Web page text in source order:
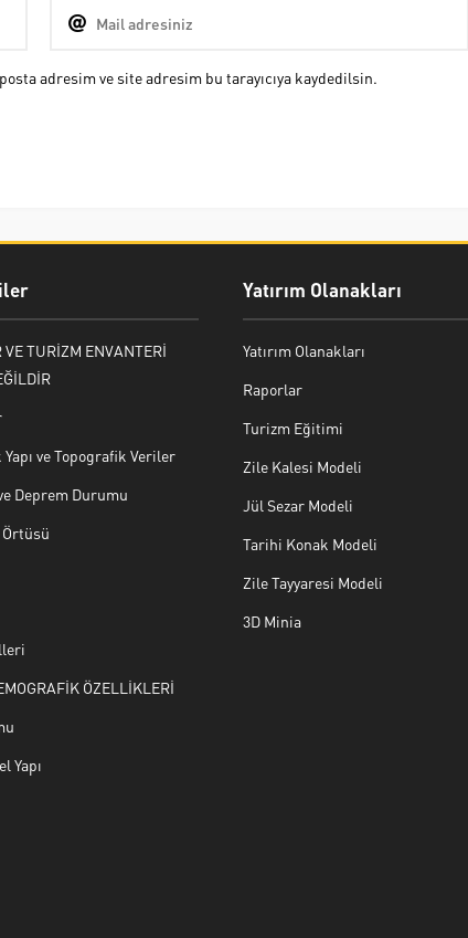
adresim ve site adresim bu tarayıcıya kaydedilsin.
TURİZM ENVANTERİ
ve Topografik Veriler
Deprem Durumu
ÖZELLİKLERİ
Yapı
Yatırım Olanakları
Yatırım Olanakları
Raporlar
Turizm Eğitimi
Zile Kalesi Modeli
Jül Sezar Modeli
Tarihi Konak Modeli
Zile Tayyaresi Modeli
3D Minia